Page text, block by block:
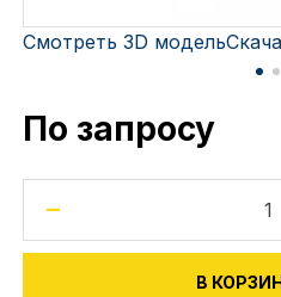
Смотреть 3D модель
По запросу
-
В